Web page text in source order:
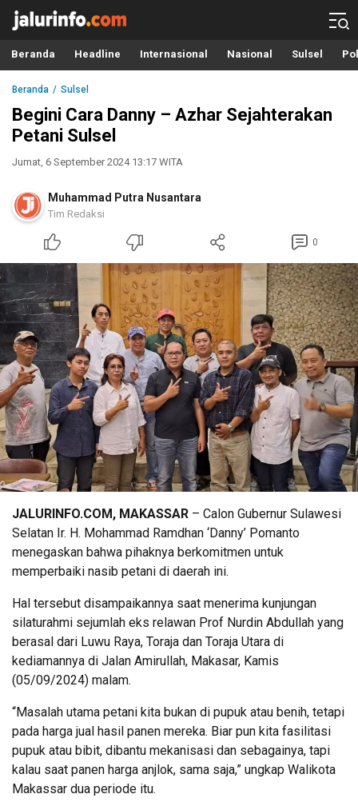
Info Terbaru, Berita Terkini Hari Ini, Jalurinfo.com
Terkini, Akurat dan Terpercaya
Beranda Headline Internasional Nasional Sulsel
Beranda Sulsel
Begini Cara Danny – Azhar Sejahterakan
Petani Sulsel
Jumat, 6 September 2024 13:17 WITA
Muhammad Putra Nusantara
Tim Redaksi
0
JALURINFO.COM, MAKASSAR – Calon Gubernur Sulawesi
Selatan Ir. H. Mohammad Ramdhan ‘Danny’ Pomanto
menegaskan bahwa pihaknya berkomitmen untuk
memperbaiki nasib petani di daerah ini.
Hal tersebut disampaikannya saat menerima kunjungan
silaturahmi sejumlah eks relawan Prof Nurdin Abdullah yang
berasal dari Luwu Raya, Toraja dan Toraja Utara di
kediamannya di Jalan Amirullah, Makasar, Kamis
(05/09/2024) malam.
“Masalah utama petani kita bukan di pupuk atau benih, tetapi
pada harga jual hasil panen mereka. Biar pun kita fasilitasi
pupuk atau bibit, dibantu mekanisasi dan sebagainya, tapi
kalau saat panen harga anjlok, sama saja,” ungkap Walikota
Makassar dua periode itu.